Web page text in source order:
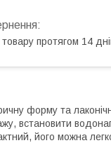
протягом 14
форму та
встановити
його можна